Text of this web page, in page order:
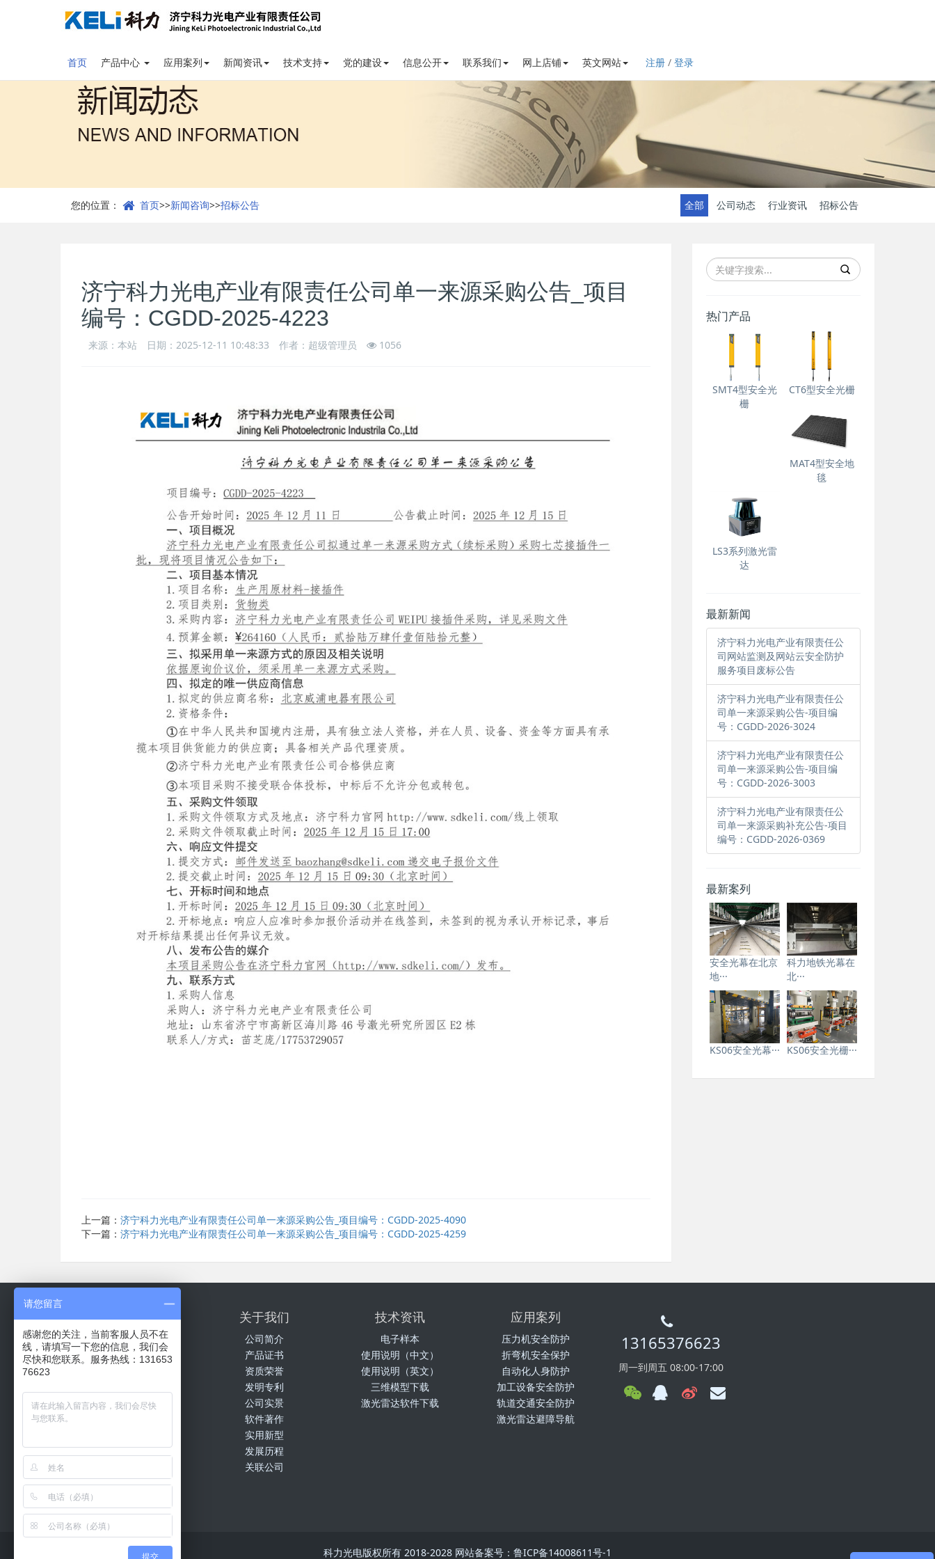
首页 产品中心 应用案列 新闻资讯 技术支持 党的建设 信息公开 联系我们 网上店铺 英文网站 注册 / 登录
您的位置： 首页>>新闻咨询>>招标公告 全部 公司动态 行业资讯 招标公告
济宁科力光电产业有限责任公司单一来源采购公告_项目
编号：CGDD-2025-4223
来源：本站 日期：2025-12-11 10:48:33 作者：超级管理员 1056
上一篇： 济宁科力光电产业有限责任公司单一来源采购公告_项目编号：CGDD-2025-4090
下一篇： 济宁科力光电产业有限责任公司单一来源采购公告_项目编号：CGDD-2025-4259
热门产品
SMT4型安全光
栅
CT6型安全光栅
MAT4型安全地
毯
LS3系列激光雷
达
最新新闻
济宁科力光电产业有限责任公
司网站监测及网站云安全防护
服务项目废标公告
济宁科力光电产业有限责任公
司单一来源采购公告-项目编
号：CGDD-2026-3024
济宁科力光电产业有限责任公
司单一来源采购公告-项目编
号：CGDD-2026-3003
济宁科力光电产业有限责任公
司单一来源采购补充公告-项目
编号：CGDD-2026-0369
最新案列
安全光幕在北京
地···
科力地铁光幕在
北···
KS06安全光幕··· KS06安全光栅···
产品中心
安全光幕
安全光栅
通用型安全控制器
电源信号线
安全地毯
关于我们
公司简介
产品证书
资质荣誉
发明专利
公司实景
软件著作
实用新型
发展历程
关联公司
技术资讯
电子样本
使用说明（中文）
使用说明（英文）
三维模型下载
激光雷达软件下载
应用案列
压力机安全防护
折弯机安全保护
自动化人身防护
加工设备安全防护
轨道交通安全防护
激光雷达避障导航
13165376623
周一到周五 08:00-17:00
科力光电版权所有 2018-2028 网站备案号：鲁ICP备14008611号-1
请您留言
感谢您的关注，当前客服人员不在
线，请填写一下您的信息，我们会
尽快和您联系。服务热线：131653
76623
提交